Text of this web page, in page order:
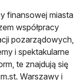
finansowej miasta
współpracy
pozarządowych,
i spektakularne
te znajdują się
Warszawy i